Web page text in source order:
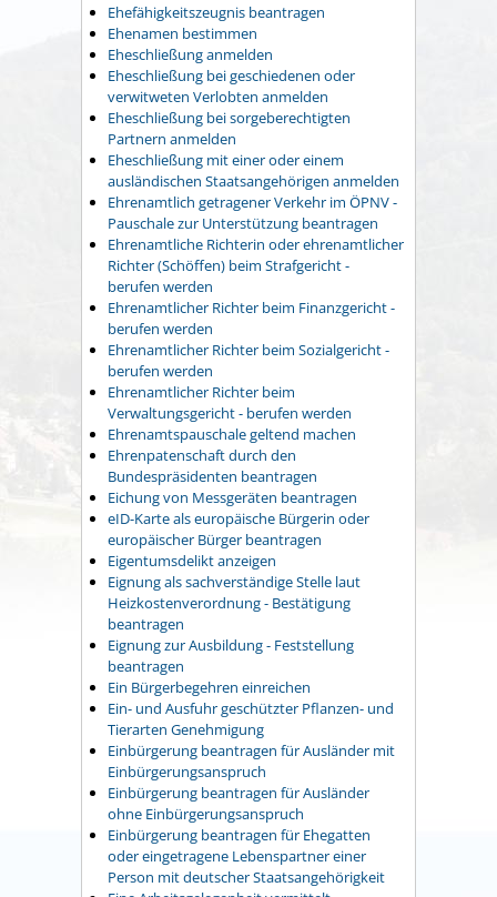
Ehefähigkeitszeugnis beantragen
Ehenamen bestimmen
Eheschließung anmelden
Eheschließung bei geschiedenen oder
verwitweten Verlobten anmelden
Eheschließung bei sorgeberechtigten
Partnern anmelden
Eheschließung mit einer oder einem
ausländischen Staatsangehörigen anmelden
Ehrenamtlich getragener Verkehr im ÖPNV -
Pauschale zur Unterstützung beantragen
Ehrenamtliche Richterin oder ehrenamtlicher
Richter (Schöffen) beim Strafgericht -
berufen werden
Ehrenamtlicher Richter beim Finanzgericht -
berufen werden
Ehrenamtlicher Richter beim Sozialgericht -
berufen werden
Ehrenamtlicher Richter beim
Verwaltungsgericht - berufen werden
Ehrenamtspauschale geltend machen
Ehrenpatenschaft durch den
Bundespräsidenten beantragen
Eichung von Messgeräten beantragen
eID-Karte als europäische Bürgerin oder
europäischer Bürger beantragen
Eigentumsdelikt anzeigen
Eignung als sachverständige Stelle laut
Heizkostenverordnung - Bestätigung
beantragen
Eignung zur Ausbildung - Feststellung
beantragen
Ein Bürgerbegehren einreichen
Ein- und Ausfuhr geschützter Pflanzen- und
Tierarten Genehmigung
Einbürgerung beantragen für Ausländer mit
Einbürgerungsanspruch
Einbürgerung beantragen für Ausländer
ohne Einbürgerungsanspruch
Einbürgerung beantragen für Ehegatten
oder eingetragene Lebenspartner einer
Person mit deutscher Staatsangehörigkeit